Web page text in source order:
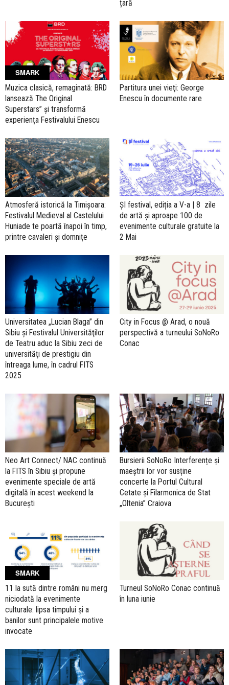
țară
SMARK
Muzica clasică, remaginată: BRD
lansează The Original
Superstars” și transformă
experiența Festivalului Enescu
Partitura unei vieţi: George
Enescu în documente rare
Atmosferă istorică la Timișoara:
Festivalul Medieval al Castelului
Huniade te poartă înapoi în timp,
printre cavaleri și domnițe
ȘI festival, ediția a V-a | 8 zile
de artă și aproape 100 de
evenimente culturale gratuite la
2 Mai
Universitatea „Lucian Blaga” din
Sibiu şi Festivalul Universităţilor
de Teatru aduc la Sibiu zeci de
universităţi de prestigiu din
întreaga lume, în cadrul FITS
2025
City in Focus @ Arad, o nouă
perspectivă a turneului SoNoRo
Conac
Neo Art Connect/ NAC continuă
la FITS în Sibiu și propune
evenimente speciale de artă
digitală în acest weekend la
București
Bursierii SoNoRo Interferențe și
maeștrii lor vor susține
concerte la Portul Cultural
Cetate și Filarmonica de Stat
„Oltenia” Craiova
SMARK
11 la sută dintre români nu merg
niciodată la evenimente
culturale: lipsa timpului și a
banilor sunt principalele motive
invocate
Turneul SoNoRo Conac continuă
în luna iunie